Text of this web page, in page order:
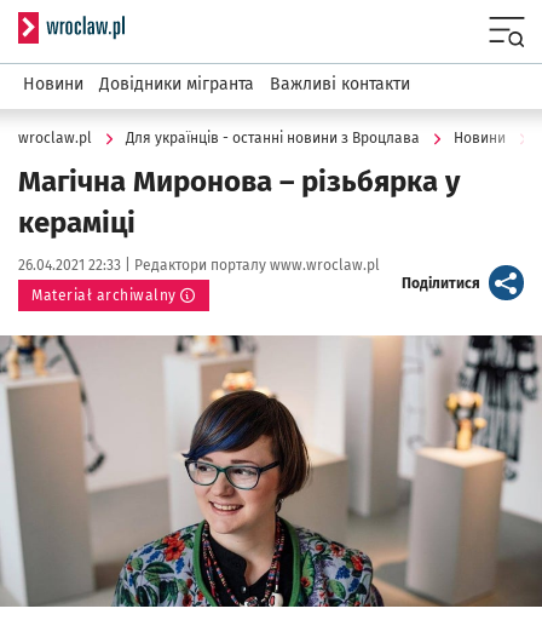
Serwis informacyjny wroclaw.pl
Новини Довідники мігранта Важливі контакти
wroclaw.pl Для українців - останні новини з Вроцлава Новини
Магічна Миронова – різьбярка у
кераміці
Data publikacji:
26.04.2021 22:33 | Autor:
Редактори порталу www.wroclaw.pl
Materiał archiwalny
Поділитися artykuł
Kliknij, aby powiększyć